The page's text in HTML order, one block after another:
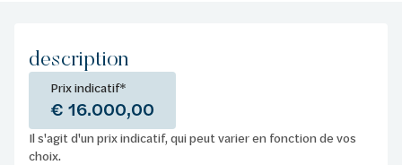
description
Prix indicatif*
€ 16.000,00
Il s'agit d'un prix indicatif, qui peut varier en fonction de vos
choix.